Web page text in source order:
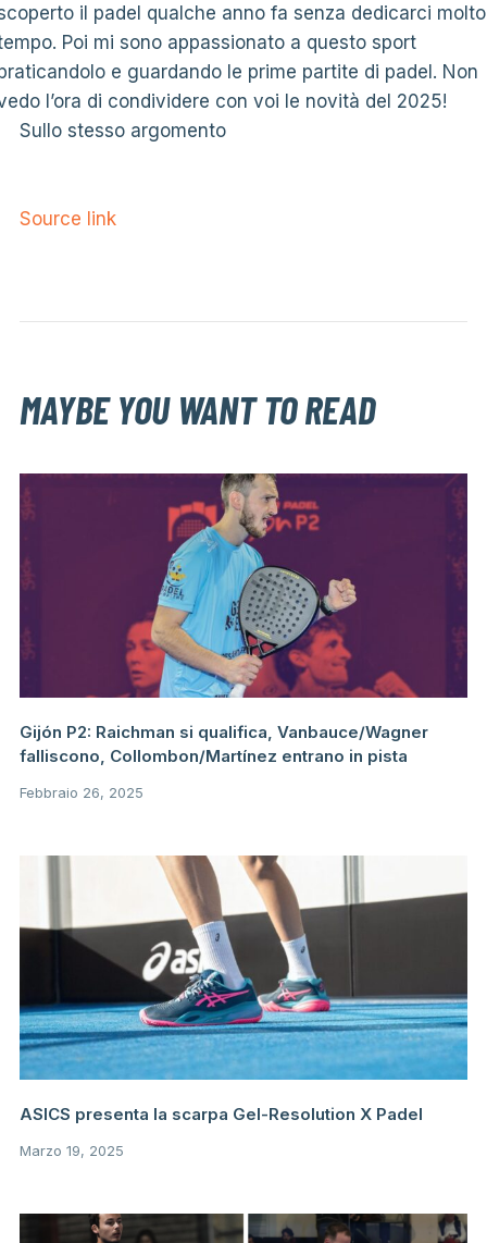
il padel qualche anno fa senza dedicarci molto
Poi mi sono appassionato a questo sport
e guardando le prime partite di padel. Non
l’ora di condividere con voi le novità del 2025!
Sullo stesso argomento
Source link
MAYBE YOU WANT TO READ
Gijón P2: Raichman si qualifica, Vanbauce/Wagner
falliscono, Collombon/Martínez entrano in pista
Febbraio 26, 2025
ASICS presenta la scarpa Gel-Resolution X Padel
Marzo 19, 2025